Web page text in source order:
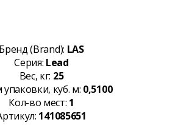
Бренд (Brand): LAS
Серия: Lead
Вес, кг: 25
куб. м: 0,5100
Кол-во мест: 1
141085651